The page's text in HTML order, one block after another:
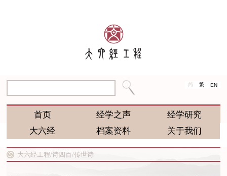
简 繁 EN
首页 经学之声
经学研究
大六经
档案资料 关于我们
大六经工程/诗四百/传世诗